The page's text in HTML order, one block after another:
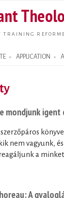
TRAINING
APPLICATION
mondjunk igent
nem vagyunk,
a
A